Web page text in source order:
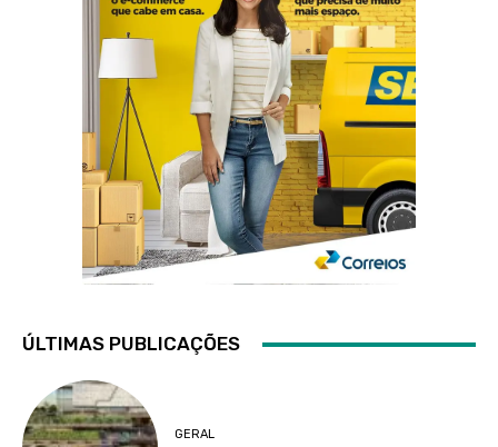
ÚLTIMAS PUBLICAÇÕES
GERAL